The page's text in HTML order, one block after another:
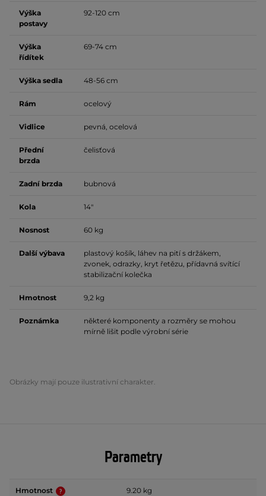
Výška
postavy
92-120 cm
Výška
řídítek
69-74 cm
Výška sedla 48-56 cm
Rám ocelový
Vidlice pevná, ocelová
Přední
brzda
čelisťová
Zadní brzda bubnová
Kola 14"
Nosnost 60 kg
Další výbava
plastový košík, láhev na pití s držákem,
zvonek, odrazky, kryt řetězu, přídavná svítící
stabilizační kolečka
Hmotnost 9,2 kg
Poznámka
některé komponenty a rozměry se mohou
mírně lišit podle výrobní série
Obrázky mají pouze ilustrativní charakter.
Parametry
Hmotnost 9.20 kg